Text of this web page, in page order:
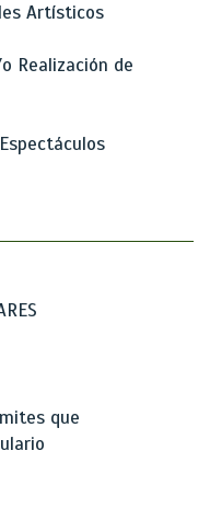
Artísticos
Realización de
que